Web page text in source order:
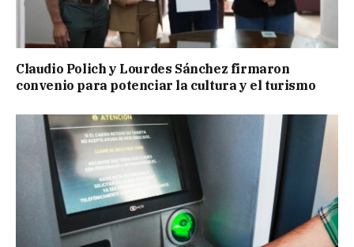
Claudio Polich y Lourdes Sánchez firmaron
convenio para potenciar la cultura y el turismo